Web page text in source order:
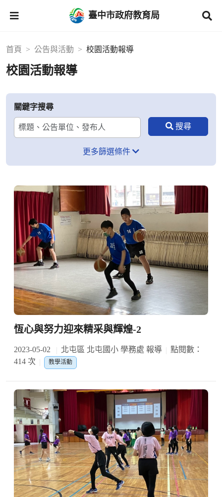
臺中市政府教育局
首頁 公告與活動 校園活動報導
校園活動報導
關鍵字搜尋
更多篩選條件
恆心與努力迎來精采與輝煌-2
2023-05-02 北屯區 北屯國小 學務處 報導
點閱數：
414 次
教學活動